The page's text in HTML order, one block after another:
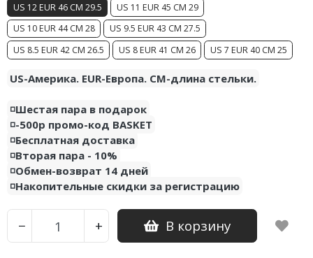
US 12 EUR 46 CM 29.5
US 11 EUR 45 CM 29
US 10 EUR 44 CM 28
US 9.5 EUR 43 CM 27.5
US 8.5 EUR 42 CM 26.5
US 8 EUR 41 CM 26 US 7 EUR 40 CM 25
US-Америка. EUR-Европа. CM-длина стельки.
◽️Шестая пара в подарок
◽️-500р промо-код BASKET
◽️Бесплатная доставка
◽️Вторая пара - 10%
◽️Обмен-возврат 14 дней
◽️Накопительные скидки за регистрацию
− + В корзину
Air Jordan 14
Air Jordan 15
Air Jordan 23
Nike LeBron
Nike Kyrie
Nike Freak
Nike KD
Nike PG
Nike Kobe
Nike Foamposite